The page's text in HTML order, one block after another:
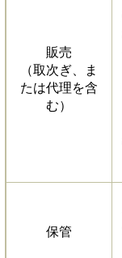
販売
（取次ぎ、ま
たは代理を含
む）
保管